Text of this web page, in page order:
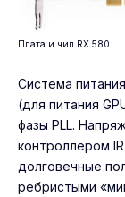
Плата и чип RX 580
Система
(для питания
фазы PLL.
контроллером
долговечные
ребристыми